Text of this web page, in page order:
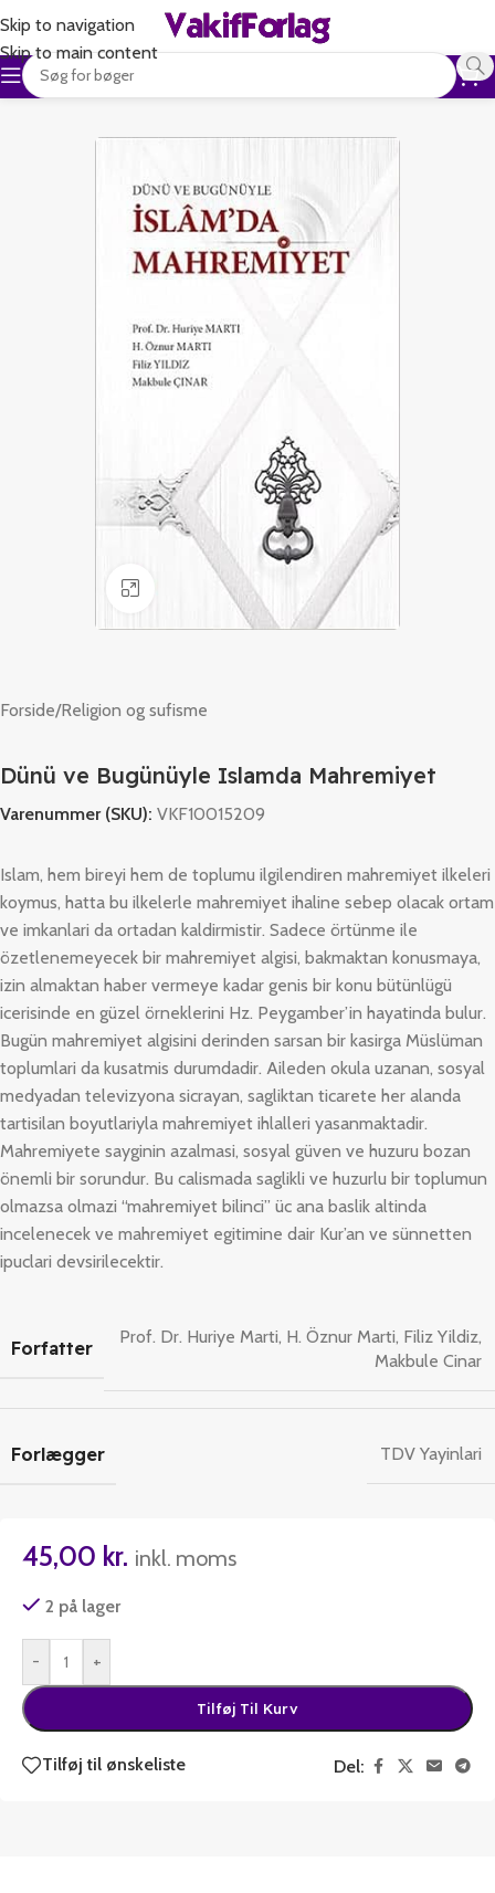
Skip to navigation
Skip to main content
Klik for at forstørre
Forside/Religion og sufisme
Dünü ve Bugünüyle Islamda Mahremiyet
Varenummer (SKU): VKF10015209
Islam, hem bireyi hem de toplumu ilgilendiren mahremiyet ilkeleri
koymus, hatta bu ilkelerle mahremiyet ihaline sebep olacak ortam
ve imkanlari da ortadan kaldirmistir. Sadece örtünme ile
özetlenemeyecek bir mahremiyet algisi, bakmaktan konusmaya,
izin almaktan haber vermeye kadar genis bir konu bütünlügü
icerisinde en güzel örneklerini Hz. Peygamber’in hayatinda bulur.
Bugün mahremiyet algisini derinden sarsan bir kasirga Müslüman
toplumlari da kusatmis durumdadir. Aileden okula uzanan, sosyal
medyadan televizyona sicrayan, sagliktan ticarete her alanda
tartisilan boyutlariyla mahremiyet ihlalleri yasanmaktadir.
Mahremiyete sayginin azalmasi, sosyal güven ve huzuru bozan
önemli bir sorundur. Bu calismada saglikli ve huzurlu bir toplumun
olmazsa olmazi “mahremiyet bilinci” üc ana baslik altinda
incelenecek ve mahremiyet egitimine dair Kur’an ve sünnetten
ipuclari devsirilecektir.
Forfatter
Prof. Dr. Huriye Marti, H. Öznur Marti, Filiz Yildiz,
Makbule Cinar
Forlægger TDV Yayinlari
45,00 kr. inkl. moms
2 på lager
- +
Tilføj Til Kurv
Tilføj til ønskeliste Del: